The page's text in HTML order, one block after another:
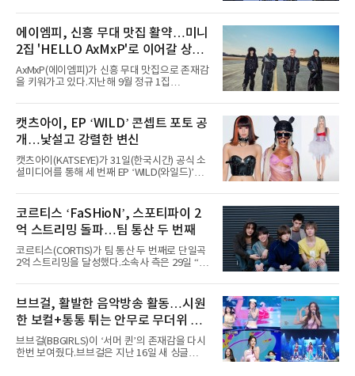
서 열린 ‘롤라팔루자 시카고’(Lollapalooza
Chicago)의 알리안츠 스테이지에 올랐다”며
“총 14곡으로 구성된 세트리스트를 선사, 데뷔 7
년 차다운 노련한 무대 매너와 파워풀한 에너지
로 현장의 분위기를 압도했다”고 밝혔다.1991
년 시작된 ‘롤라팔루자’는 8개 스테이지, 170여
팀의 아티스트와 40만 명 이상의 관객이 운집하
코르티스 등 K팝 스타들이 출연진 명단에 이름
을 올렸다.이날 에스파는
에이엠피, 신흥 무대 맛집 활약…미니
2집 'HELLO AxMxP'로 이어갈 상승
세
AxMxP(에이엠피)가 신흥 무대 맛집으로 존재감
을 키워가고 있다.지난해 9월 정규 1집
AxMxP는 데뷔 전부터 버스킹과 각종 페스티벌,
공연 무대에 오르며 실전 경험을 쌓아왔다.이들
은 소속사 패밀리 콘서트를 비롯해 '뷰티풀 민트
라이프 2025', '2025 부산국제록페스티벌' 등 대
형 무대에 잇달아 출연해 당찬 에너지와 풋풋한
매력으로 음악팬들의 눈도장을 찍었다.이후
AxMxP는 '카운트다운 판타지 2025-2026',
정적인 실력을 입증했고, 올해 '2026 어썸뮤직
페스티벌', '뷰티풀 민트 라이프 2026', '2026
캣츠아이, EP ‘WILD’ 콘셉트 포토 공
개…낯설고 강렬한 변신
캣츠아이(KATSEYE)가 31일(한국시간) 공식 소
셜미디어를 통해 세 번째 EP ‘WILD(와일드)’의
heart(와일드 하트)’라는 제목이 붙은 콘셉트 포
토에는 멤버들의 본능적이고 야성적인 면모가
강렬하게 담겼다. 짙은 아이섀도와 푸른빛·금빛·
붉은빛의 컬러 렌즈가 비현실적인 분위기를 자
아내고, 여러 원색이 불규칙하게 뒤섞인 멀티컬
러 헤어와 과감한 블루·블랙 립 메이크업이 낯설
고도 매혹적인 비주얼을 완성했다.스타일링 역
엣을 거침없이 결합했다. 멤버들은 각기 다른 개
성을 살린 스타일링을 선
코르티스 ‘FaSHioN’, 스포티파이 2
억 스트리밍 돌파…팀 통산 두 번째
코르티스(CORTIS)가 팀 통산 두 번째로 단일곡
2억 스트리밍을 달성했다.소속사 측은 29일 “코
벌 오디오·음원 스트리밍 플랫폼 스포티파이에
서 27일 자로 누적 재생 수 2억 회를 돌파했
다”고 밝혔다.곡이 발표된 지 약 10개월 만이다.
팀의 첫 번째 2억 스트리밍 곡은 동일 음반에 수
록된 ‘GO!’다. 이 노래는 공개 약 9개월 만인 지
난달 26일 자에 2억 고지를 밟았다. 이는 최근 5
년 내 데뷔한 보이그룹의 곡 중 최단기 2억 달성
브브걸, 활발한 음악방송 활동…시원
한 보컬+통통 튀는 안무로 무더위 사
냥
브브걸(BBGIRLS)이 ‘서머 퀸’의 존재감을 다시
한번 보여줬다.브브걸은 지난 16일 새 싱글